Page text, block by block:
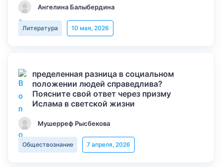
Ангелина Балыбердина
Литература 10 мая, 2026
пределенная разница в социальном
положении людей справедлива?
Поясните свой ответ через призму
Ислама в светской жизни
Мушерреф Рысбекова
Обществознание 7 апреля, 2026